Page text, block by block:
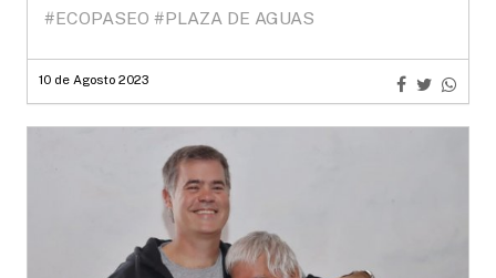
#ECOPASEO #PLAZA DE AGUAS
10 de Agosto 2023